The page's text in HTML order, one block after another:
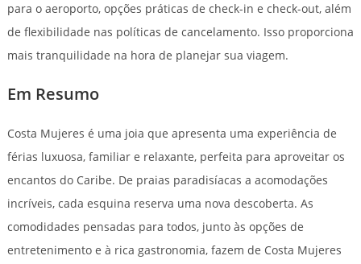
para o aeroporto, opções práticas de check-in e check-out, além
de flexibilidade nas políticas de cancelamento. Isso proporciona
mais tranquilidade na hora de planejar sua viagem.
Em Resumo
Costa Mujeres é uma joia que apresenta uma experiência de
férias luxuosa, familiar e relaxante, perfeita para aproveitar os
encantos do Caribe. De praias paradisíacas a acomodações
incríveis, cada esquina reserva uma nova descoberta. As
comodidades pensadas para todos, junto às opções de
entretenimento e à rica gastronomia, fazem de Costa Mujeres